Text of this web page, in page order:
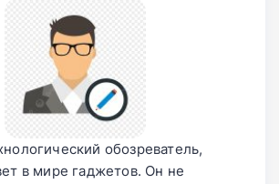
обозреватель,
в мире гаджетов. Он не